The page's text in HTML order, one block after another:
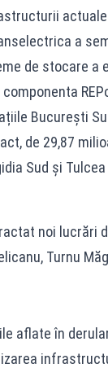
a
de stocare a
București
de 29,87
Sud și
noi lucrări
Turnu
aflate în